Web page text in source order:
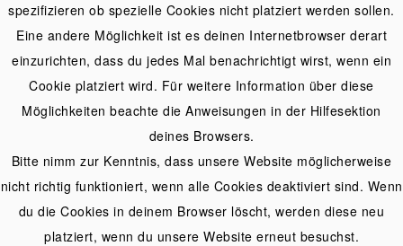
spezifizieren ob spezielle Cookies nicht platziert werden sollen.
Eine andere Möglichkeit ist es deinen Internetbrowser derart
einzurichten, dass du jedes Mal benachrichtigt wirst, wenn ein
Cookie platziert wird. Für weitere Information über diese
Möglichkeiten beachte die Anweisungen in der Hilfesektion
deines Browsers.
Bitte nimm zur Kenntnis, dass unsere Website möglicherweise
nicht richtig funktioniert, wenn alle Cookies deaktiviert sind. Wenn
du die Cookies in deinem Browser löscht, werden diese neu
platziert, wenn du unsere Website erneut besuchst.